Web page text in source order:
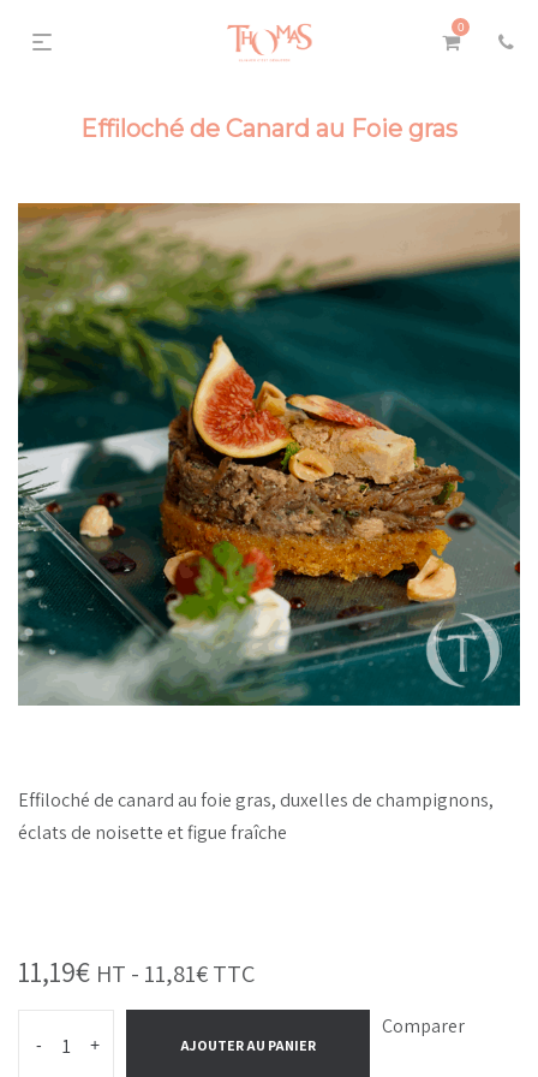
0
Effiloché de Canard au Foie gras
Effiloché de canard au foie gras, duxelles de champignons,
éclats de noisette et figue fraîche
11,19€ HT - 11,81€TTC
- + AJOUTER AU PANIER
Comparer